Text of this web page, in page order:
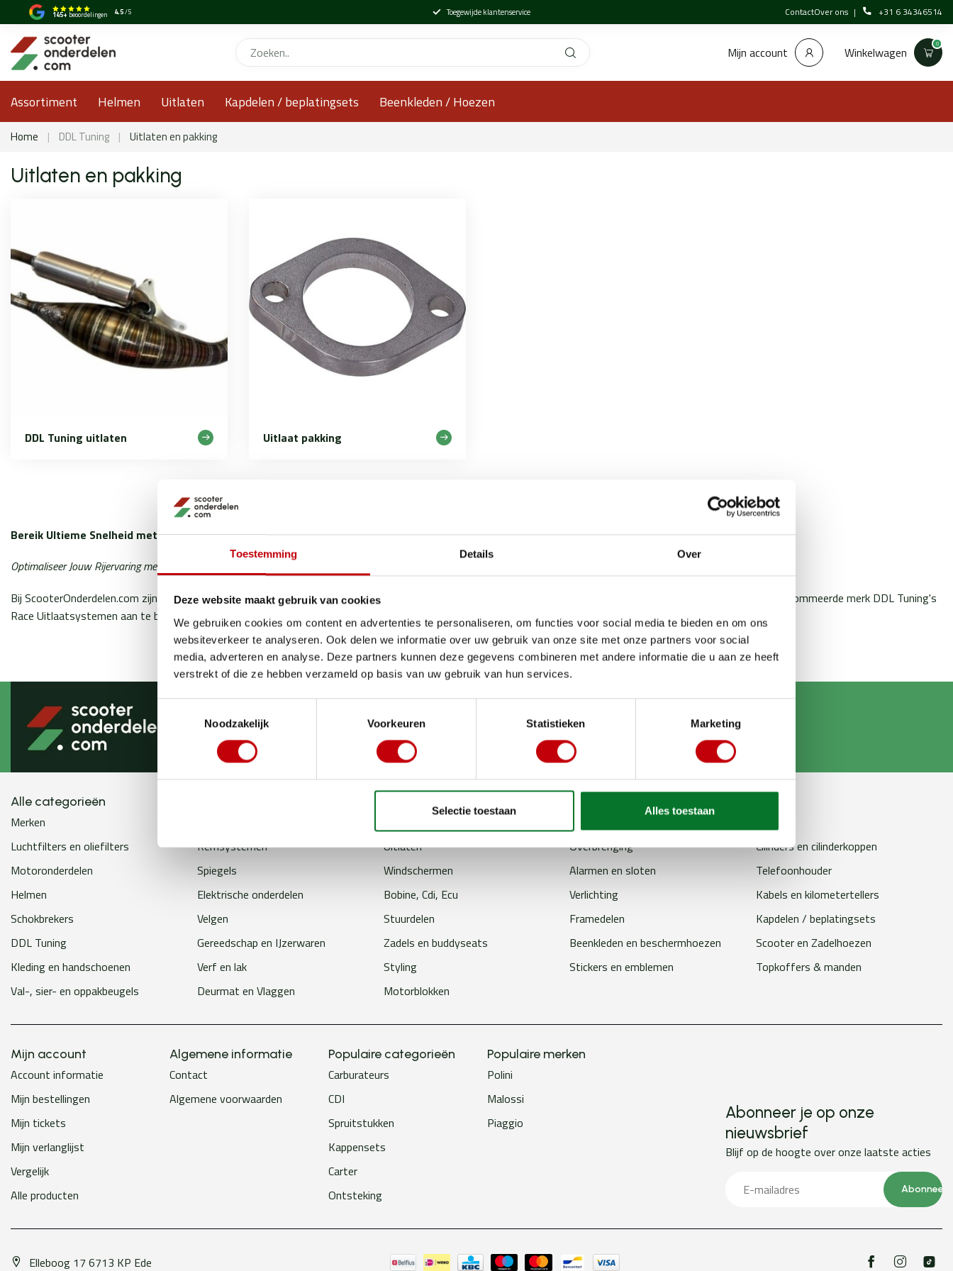
Toestemming Details Over
Deze website maakt gebruik van cookies
We gebruiken cookies om content en advertenties te personaliseren, om functies voor social media te bieden en om ons
websiteverkeer te analyseren. Ook delen we informatie over uw gebruik van onze site met onze partners voor social
media, adverteren en analyse. Deze partners kunnen deze gegevens combineren met andere informatie die u aan ze heeft
verstrekt of die ze hebben verzameld op basis van uw gebruik van hun services.
Noodzakelijk
Voorkeuren Statistieken Marketing
Selectie toestaan Alles toestaan
145+ beoordelingen 4.5/5 Toegewijde klantenservice ContactOver ons +31 6 34346514
Mijn account Winkelwagen 0
Assortiment Helmen Uitlaten Kapdelen / beplatingsets Beenkleden / Hoezen
Home | DDL Tuning | Uitlaten en pakking
Uitlaten en pakking
DDL Tuning uitlaten Uitlaat pakking
Bereik Ultieme Snelheid met DDL Tuning's Race Uitlaatsystemen - Exclusief bij ScooterOnderdelen.com!
Optimaliseer Jouw Rijervaring met Onze Hoogwaardige Race Uitlaten!
Bij ScooterOnderdelen.com zijn we gepassioneerd over het leveren van topkwaliteit en prestatiegerichte scooteronderdelen. Daarom zijn we verheugd om het gerenommeerde merk DDL Tuning's
Race Uitlaatsystemen aan te bieden, exclusief verkrijgbaar op onze website.
Brengt jouw scooter in topconditie
Alle categorieën
Merken
Luchtfilters en oliefilters
Remsystemen Uitlaten Overbrenging
Cilinders en cilinderkoppen
Motoronderdelen
Spiegels Windschermen Alarmen en sloten
Telefoonhouder
Helmen
Elektrische onderdelen Bobine, Cdi, Ecu Verlichting
Kabels en kilometertellers
Schokbrekers
Velgen Stuurdelen Framedelen
Kapdelen / beplatingsets
DDL Tuning
Gereedschap en IJzerwaren Zadels en buddyseats Beenkleden en beschermhoezen
Scooter en Zadelhoezen
Kleding en handschoenen
Verf en lak Styling Stickers en emblemen
Topkoffers & manden
Val-, sier- en oppakbeugels
Deurmat en Vlaggen Motorblokken
Mijn account
Account informatie
Mijn bestellingen
Mijn tickets
Mijn verlanglijst
Vergelijk
Alle producten
Algemene informatie
Contact
Algemene voorwaarden
Populaire categorieën
Carburateurs
CDI
Spruitstukken
Kappensets
Carter
Ontsteking
Populaire merken
Polini
Malossi
Piaggio
Abonneer je op onze
nieuwsbrief
Blijf op de hoogte over onze laatste acties
Abonneer
Elleboog 17 6713 KP Ede